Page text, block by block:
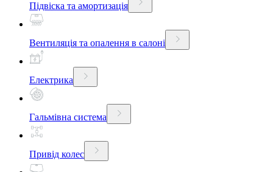
Підвіска та амортизація
Вентиляція та опалення в салоні
Електрика
Гальмівна система
Привід колес